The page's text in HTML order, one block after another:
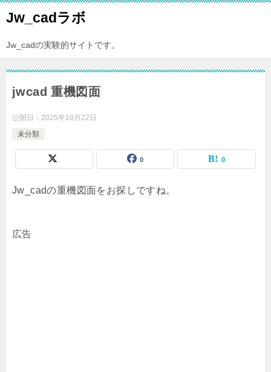
Jw_cadラボ
Jw_cadの実験的サイトです。
jwcad 重機図面
公開日： 2025年10月22日
未分類
0 0
Jw_cadの重機図面をお探しですね。
広告